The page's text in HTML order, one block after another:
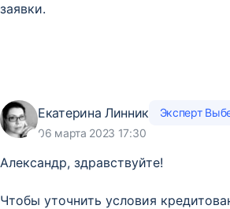
заявки.
Екатерина Линник
Эксперт
06 марта 2023 17:30
Александр, здравствуйте!
Чтобы уточнить условия